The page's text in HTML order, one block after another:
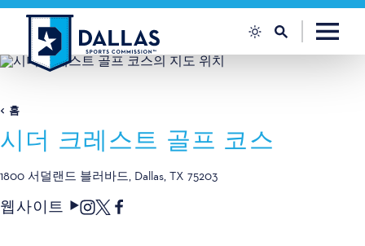
콘텐츠로 건너뛰기
홈
시더 크레스트 골프 코스
1800 서덜랜드 블러바드 Dallas, TX 75203
웹사이트